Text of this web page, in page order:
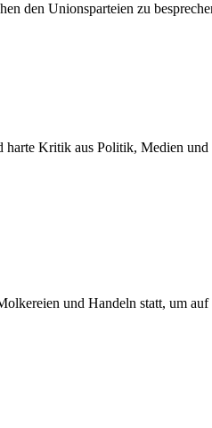
den Unionsparteien zu
Kritik aus Politik, Medien
und Handeln statt, um